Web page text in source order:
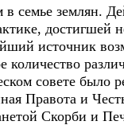
семье землян.
достигшей
источник
совете было
Правота и
Скорби и